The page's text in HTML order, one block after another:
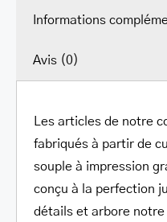
Informations
Avis (0)
Les articles de notre
fabriqués à partir de
souple à impression
conçu à la perfection
détails et arbore